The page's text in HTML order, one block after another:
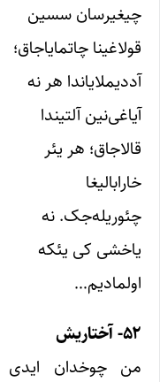
چیغیرسان سسین
قولاغینا چاتمایاجاق؛
آددیملایاندا هر نه
آیاغی‌نین آلتیندا
قالاجاق؛ هر یئر
خارابالیغا
چئوریله‌جک. نه
یاخشی کی یئکه
اولمادیم…
۵۲- آختاریش
من چوخدان ایدی